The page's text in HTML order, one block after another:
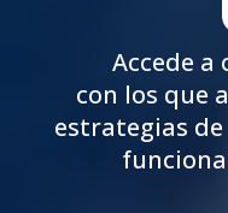
Accede a
con los que
estrategias